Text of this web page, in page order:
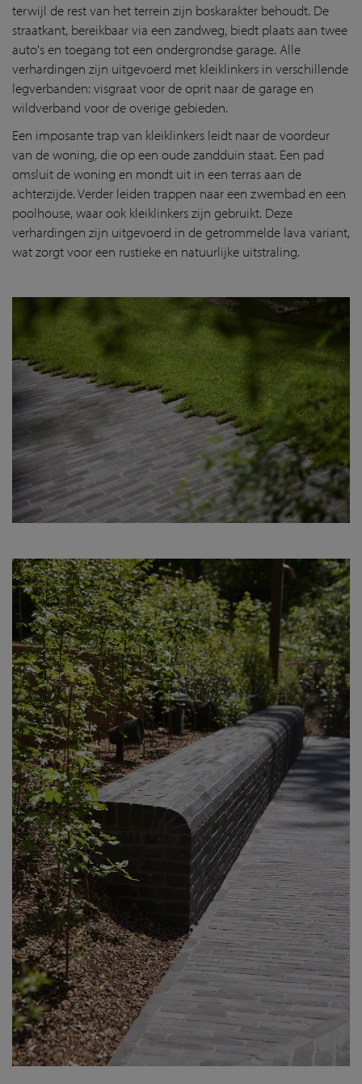
terwijl de rest van het terrein zijn boskarakter behoudt. De
straatkant, bereikbaar via een zandweg, biedt plaats aan twee
auto's en toegang tot een ondergrondse garage. Alle
verhardingen zijn uitgevoerd met kleiklinkers in verschillende
legverbanden: visgraat voor de oprit naar de garage en
wildverband voor de overige gebieden.
Een imposante trap van kleiklinkers leidt naar de voordeur
van de woning, die op een oude zandduin staat. Een pad
omsluit de woning en mondt uit in een terras aan de
achterzijde. Verder leiden trappen naar een zwembad en een
poolhouse, waar ook kleiklinkers zijn gebruikt. Deze
verhardingen zijn uitgevoerd in de getrommelde lava variant,
wat zorgt voor een rustieke en natuurlijke uitstraling.